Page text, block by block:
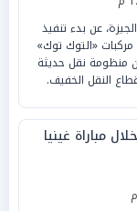
عن بدء تنفيذ
«التوك توك»
منظومة نقل حديثة
النقل الخفيف.
مباراة غينيا